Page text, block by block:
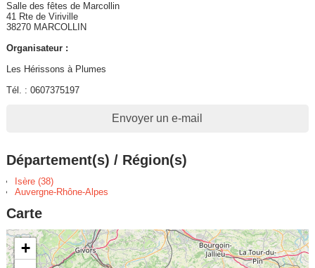
Salle des fêtes de Marcollin
41 Rte de Viriville
38270 MARCOLLIN
Organisateur :
Les Hérissons à Plumes
Tél. : 0607375197
Envoyer un e-mail
Département(s) / Région(s)
Isère (38)
Auvergne-Rhône-Alpes
Carte
+